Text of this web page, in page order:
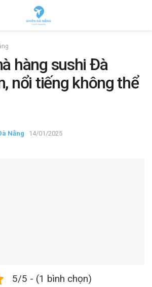
hàng sushi Đà
nổi tiếng không thể
Nẵng 14/01/2025
5/5 - (1 bình chọn)